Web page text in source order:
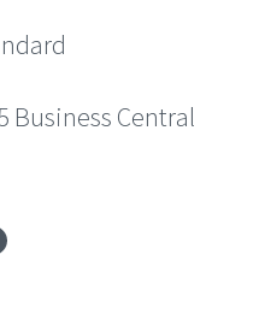
Business Central
teilen
teilen
Auf LinkedIn teilen